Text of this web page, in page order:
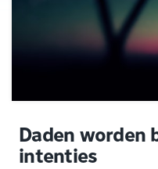
Daden worden
intenties